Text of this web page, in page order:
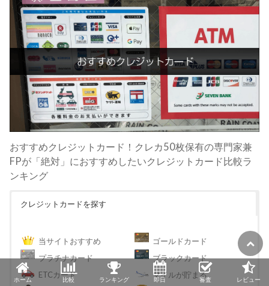
おすすめクレジットカード！クレカ50枚保有の専門家兼
FPが「絶対」におすすめしたいクレジットカード比較ラ
ンキング
クレジットカードを探す
当サイトおすすめ
ゴールドカード
プラチナカード
ブラックカード
ETCカード
マイルが貯まる
ホーム 比較 ランキング 即日 審査 レビュー